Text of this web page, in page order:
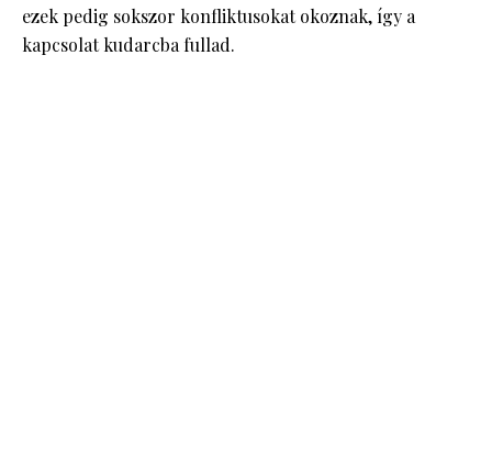
ezek pedig sokszor konfliktusokat okoznak, így a
kapcsolat kudarcba fullad.